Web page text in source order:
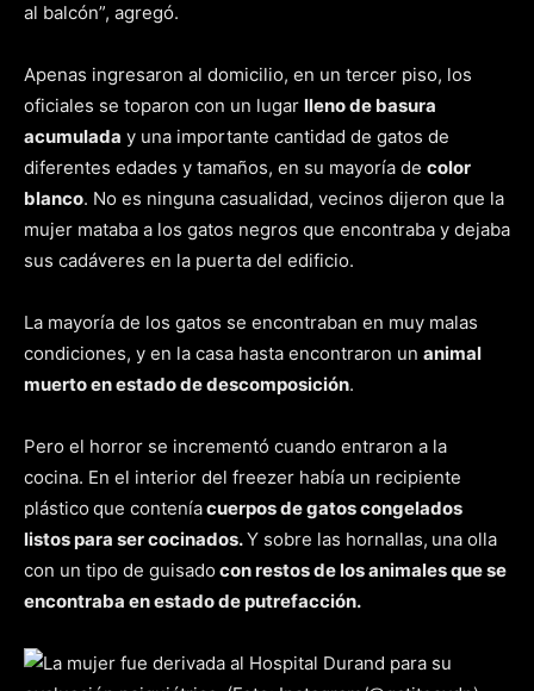
al balcón”, agregó.
Apenas ingresaron al domicilio, en un tercer piso, los
oficiales se toparon con un lugar lleno de basura
acumulada y una importante cantidad de gatos de
diferentes edades y tamaños, en su mayoría de color
blanco. No es ninguna casualidad, vecinos dijeron que la
mujer mataba a los gatos negros que encontraba y dejaba
sus cadáveres en la puerta del edificio.
La mayoría de los gatos se encontraban en muy malas
condiciones, y en la casa hasta encontraron un animal
muerto en estado de descomposición.
Pero el horror se incrementó cuando entraron a la
cocina. En el interior del freezer había un recipiente
plástico que conteníacuerpos de gatos congelados
listos para ser cocinados.Y sobre las hornallas, una olla
con un tipo de guisado con restos de los animales que se
encontraba en estado de putrefacción.